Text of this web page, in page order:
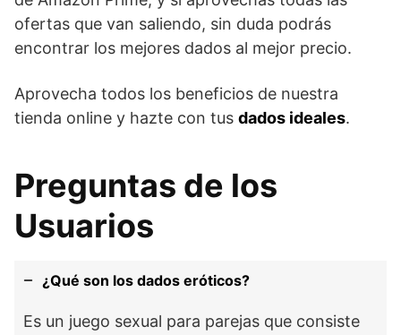
ofertas que van saliendo, sin duda podrás
encontrar los mejores dados al mejor precio.
Aprovecha todos los beneficios de nuestra
tienda online y hazte con tus dados ideales.
Preguntas de los
Usuarios
¿Qué son los dados eróticos?
Es un juego sexual para parejas que consiste